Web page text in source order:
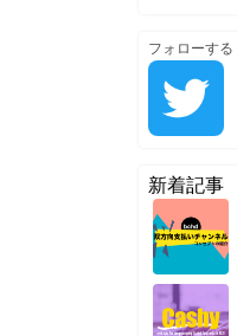
フォローする
新着記事